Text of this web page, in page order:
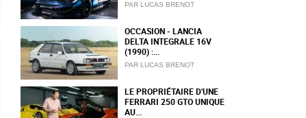
PAR LUCAS BRENOT
OCCASION - LANCIA
DELTA INTEGRALE 16V
(1990) :...
PAR LUCAS BRENOT
LE PROPRIÉTAIRE D'UNE
FERRARI 250 GTO UNIQUE
AU...